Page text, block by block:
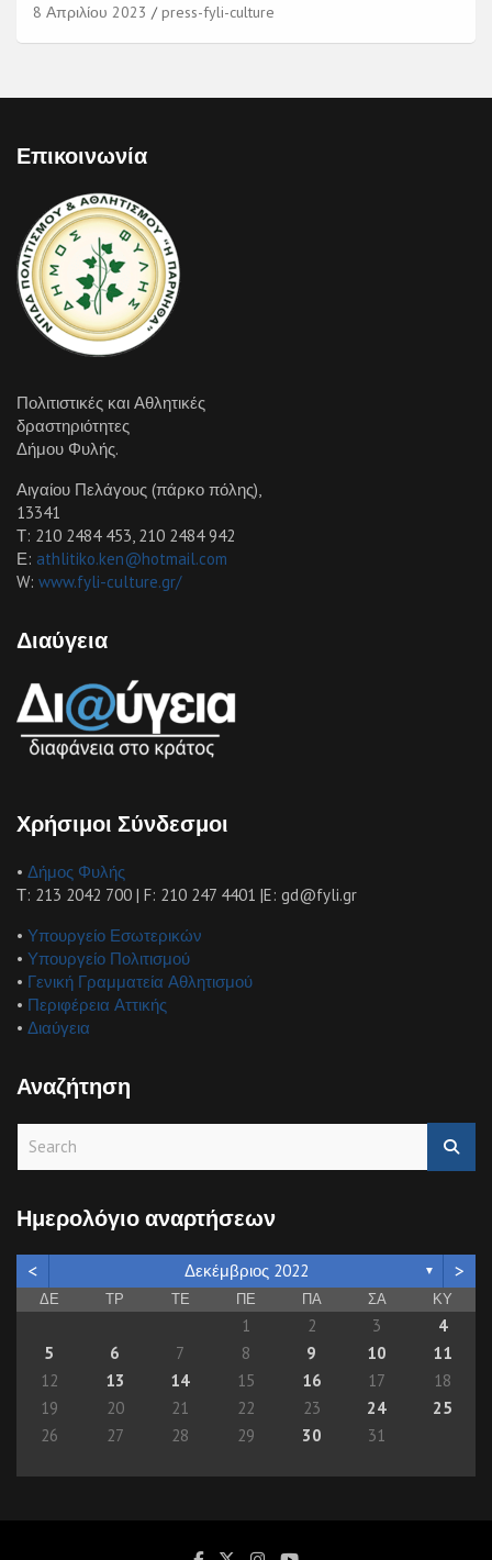
8 Απριλίου 2023 press-fyli-culture
Επικοινωνία
Πολιτιστικές και Αθλητικές
δραστηριότητες
Δήμου Φυλής.
Αιγαίου Πελάγους (πάρκο πόλης),
13341
Τ: 210 2484 453, 210 2484 942
Ε: athlitiko.ken@hotmail.com
W: www.fyli-culture.gr/
Διαύγεια
Χρήσιμοι Σύνδεσμοι
• Δήμος Φυλής
Τ: 213 2042 700 | F: 210 247 4401 |E: gd@fyli.gr
• Υπουργείο Εσωτερικών
• Υπουργείο Πολιτισμού
• Γενική Γραμματεία Αθλητισμού
• Περιφέρεια Αττικής
• Διαύγεια
Αναζήτηση
c
h
Ημερολόγιο αναρτήσεων
< Δεκέμβριος 2022 ▼ >
ΔΕ ΤΡ ΤΕ ΠΕ ΠΑ ΣΑ ΚΥ
1 2 3
4
5
6 7 8 9 10
11
12
13 14 15 16 17
18
19
20 21 22 23 24
25
26
27 28 29 30 31